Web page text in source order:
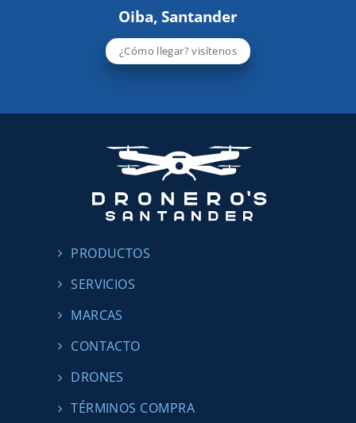
Oiba, Santander
¿Cómo llegar? visítenos
PRODUCTOS
SERVICIOS
MARCAS
CONTACTO
DRONES
TÉRMINOS COMPRA